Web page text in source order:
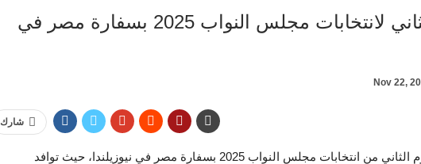
بدء التصويت اليوم الثاني لانتخابات مجلس النواب 2025 بسفارة مصر في
Nov 22,
شارك
انطلق منذ قليل التصويت في اليوم الثاني من انتخابات مجلس النواب 2025 بسفارة مصر في نيوزيلندا، حيث توافد